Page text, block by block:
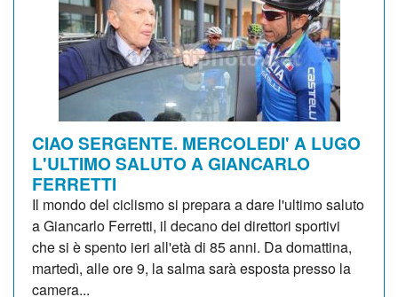
CIAO SERGENTE. MERCOLEDI' A LUGO
L'ULTIMO SALUTO A GIANCARLO
FERRETTI
Il mondo del ciclismo si prepara a dare l'ultimo saluto
a Giancarlo Ferretti, il decano dei direttori sportivi
che si è spento ieri all'età di 85 anni. Da domattina,
martedì, alle ore 9, la salma sarà esposta presso la
camera...